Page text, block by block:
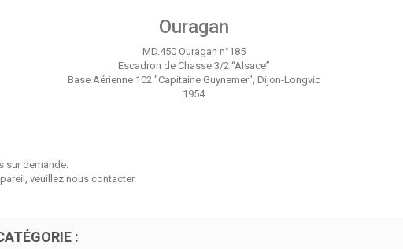
Ouragan
MD.450 Ouragan n°185
Escadron de Chasse 3/2 “Alsace”
Base Aérienne 102 "Capitaine Guynemer", Dijon-Longvic
1954
sur demande.
veuillez nous contacter.
: